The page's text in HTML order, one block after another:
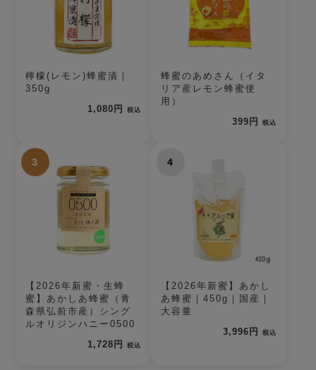
檸檬(レモン)蜂蜜漬｜
350g
1,080円
税込
蜂蜜のあめさん（イタ
リア産レモン蜂蜜使
用）
399円
税込
3
【2026年新蜜・生蜂
蜜】あかしあ蜂蜜（青
森県弘前市産）シング
ルオリジンハニー0500
1,728円
税込
4
【2026年新蜜】あかし
あ蜂蜜｜450g｜国産｜
大容量
3,996円
税込